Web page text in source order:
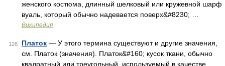
женского костюма, длинный шелковый или кружевной шарф
вуаль, который обычно надевается поверх&#8230; …
Википедия
128 Платок — У этого термина существуют и другие значения,
см. Платок (значения). Платок&#160; кусок ткани, обычно
квадратный или треугольный, используемый в качестве